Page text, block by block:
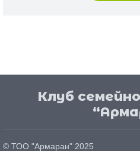
Клуб
© ТОО "Армаран" 2025